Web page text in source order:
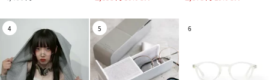
4 5 6